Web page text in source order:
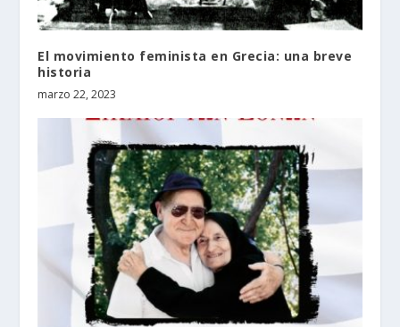
El movimiento feminista en Grecia: una breve
historia
marzo 22, 2023